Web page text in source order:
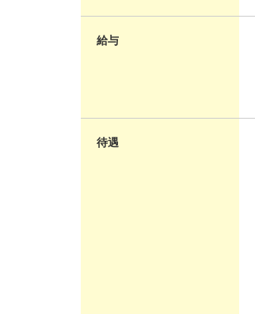
給与
待遇